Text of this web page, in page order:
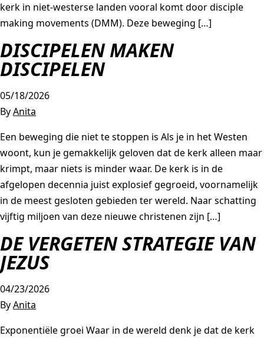
kerk in niet-westerse landen vooral komt door disciple
making movements (DMM). Deze beweging […]
DISCIPELEN MAKEN
DISCIPELEN
05/18/2026
ByAnita
Een beweging die niet te stoppen is Als je in het Westen
woont, kun je gemakkelijk geloven dat de kerk alleen maar
krimpt, maar niets is minder waar. De kerk is in de
afgelopen decennia juist explosief gegroeid, voornamelijk
in de meest gesloten gebieden ter wereld. Naar schatting
vijftig miljoen van deze nieuwe christenen zijn […]
DE VERGETEN STRATEGIE VAN
JEZUS
04/23/2026
ByAnita
Exponentiële groei Waar in de wereld denk je dat de kerk